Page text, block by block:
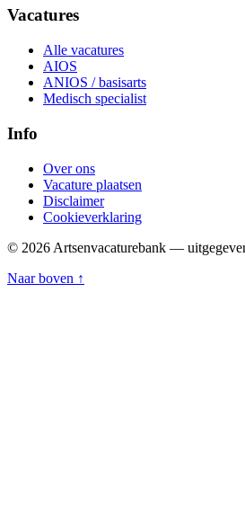
Vacatures
Alle vacatures
AIOS
ANIOS / basisarts
Medisch specialist
Info
Over ons
Vacature plaatsen
Disclaimer
Cookieverklaring
© 2026 Artsenvacaturebank —
Naar boven ↑